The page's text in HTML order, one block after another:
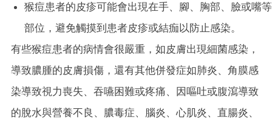
猴痘患者的皮疹可能會出現在手、腳、胸部、臉或嘴等
部位，避免觸摸到患者皮疹或結痂以防止感染。
有些猴痘患者的病情會很嚴重，如皮膚出現細菌感染，
導致膿腫的皮膚損傷，還有其他併發症如肺炎、角膜感
染導致視力喪失、吞嚥困難或疼痛、因嘔吐或腹瀉導致
的脫水與營養不良、膿毒症、腦炎、心肌炎、直腸炎、